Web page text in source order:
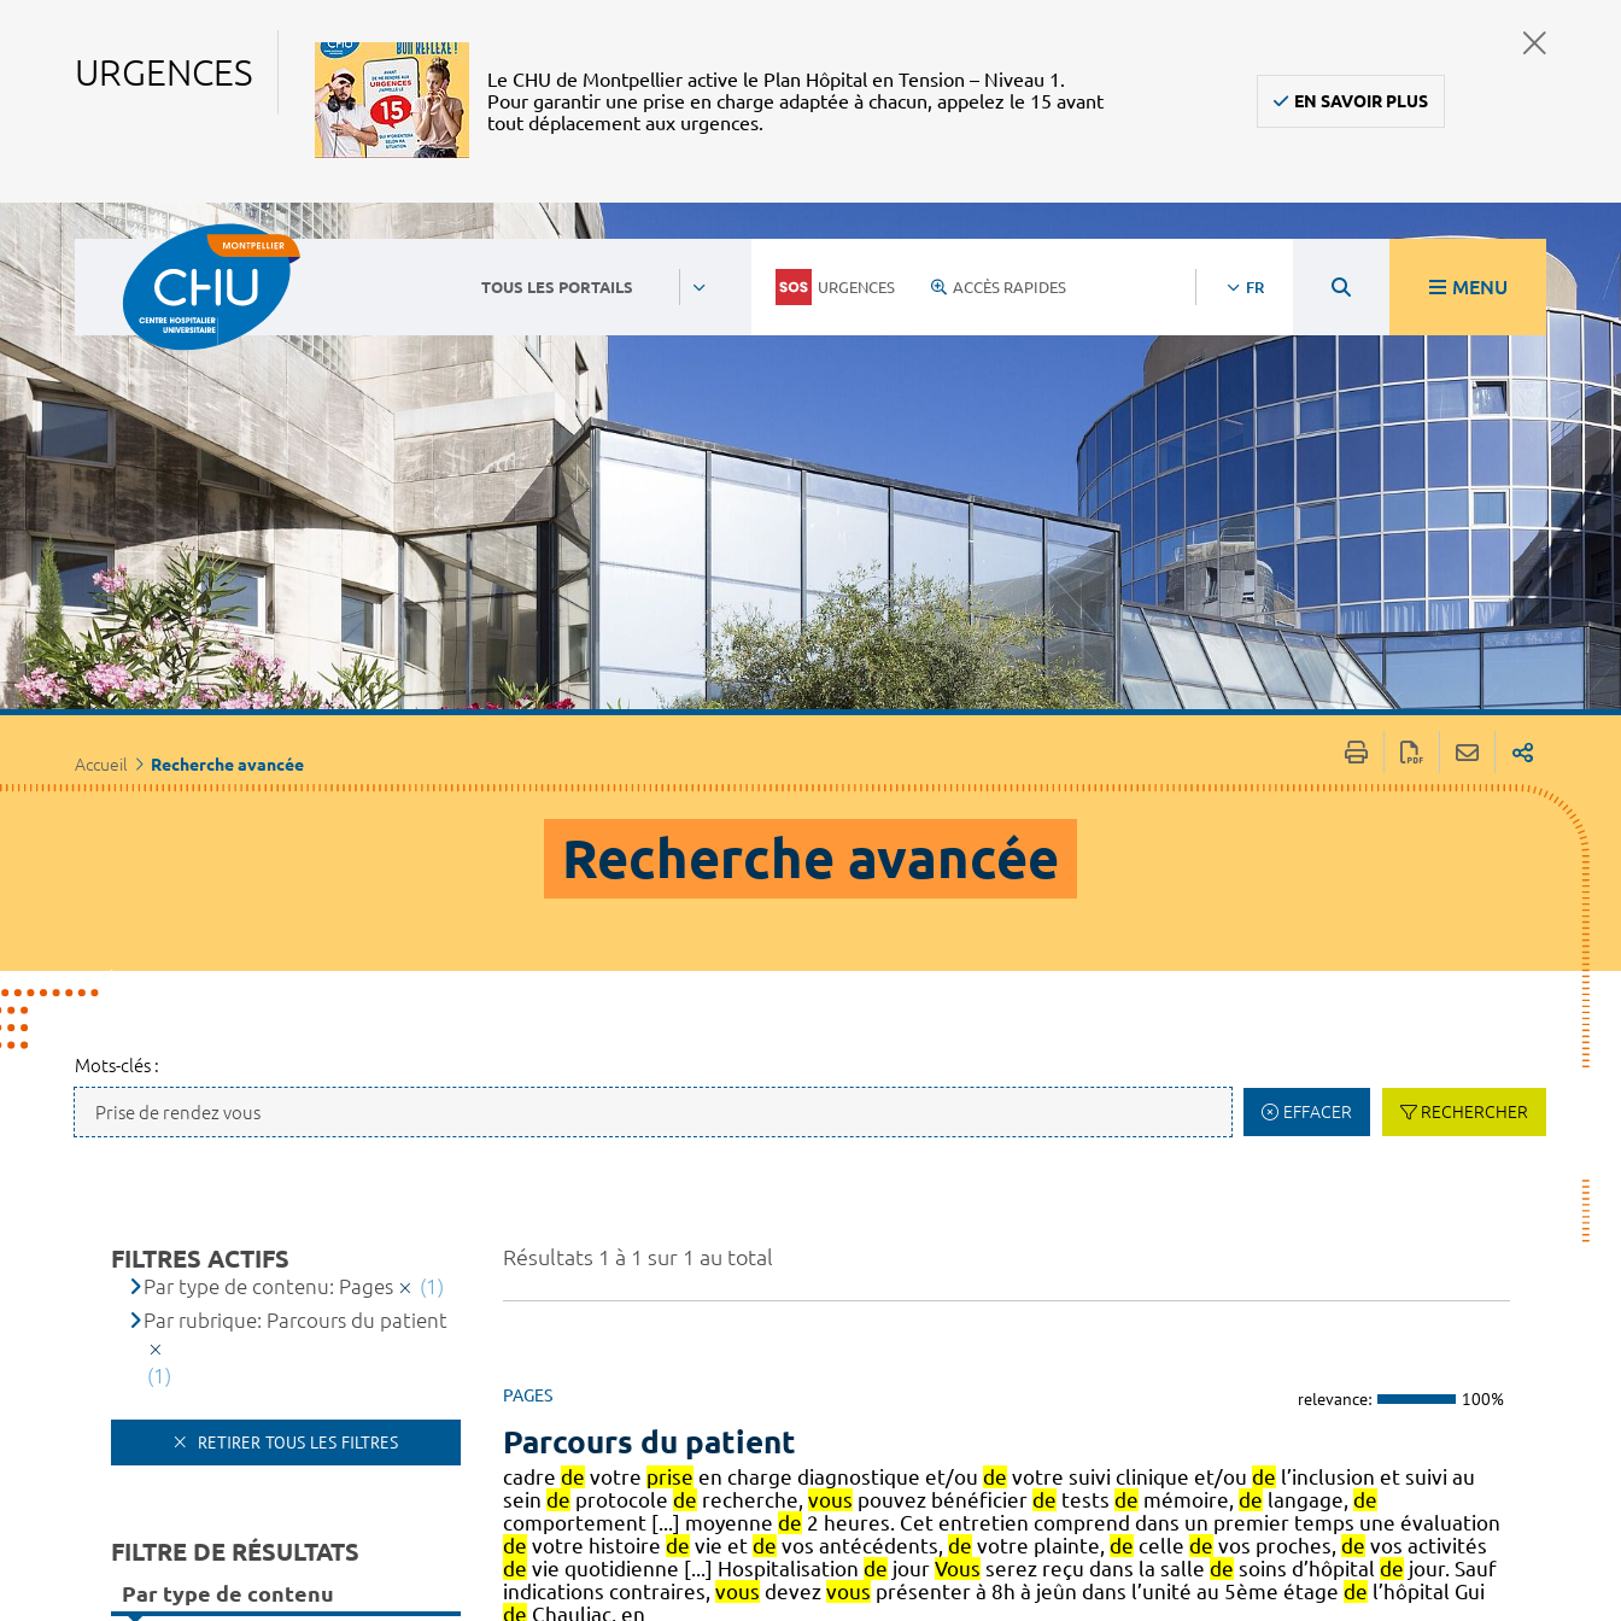
URGENCES
Le CHU de Montpellier active le Plan Hôpital en Tension – Niveau 1.
Pour garantir une prise en charge adaptée à chacun, appelez le 15 avant
tout déplacement aux urgences.
EN SAVOIR PLUS
TOUS LES PORTAILS URGENCES ACCÈS RAPIDES FR MENU
Accueil Recherche avancée
Recherche avancée
Mots-clés :
EFFACER RECHERCHER
Résultats 1 à 1 sur 1 au total
PAGES relevance: 100%
Parcours du patient
cadre de votre prise en charge diagnostique et/ou de votre suivi clinique et/ou de l’inclusion et suivi au
sein de protocole de recherche, vous pouvez bénéficier de tests de mémoire, de langage, de
comportement [...] moyenne de 2 heures. Cet entretien comprend dans un premier temps une évaluation
de votre histoire de vie et de vos antécédents, de votre plainte, de celle de vos proches, de vos activités
de vie quotidienne [...] Hospitalisation de jour Vous serez reçu dans la salle de soins d’hôpital de jour. Sauf
indications contraires, vous devez vous présenter à 8h à jeûn dans l’unité au 5ème étage de l’hôpital Gui
de Chauliac, en
FILTRES ACTIFS
Par type de contenu: Pages
(1)
Par rubrique: Parcours du patient
(1)
RETIRER TOUS LES FILTRES
FILTRE DE RÉSULTATS
Par type de contenu